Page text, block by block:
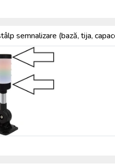
semnalizare (bază, tija,